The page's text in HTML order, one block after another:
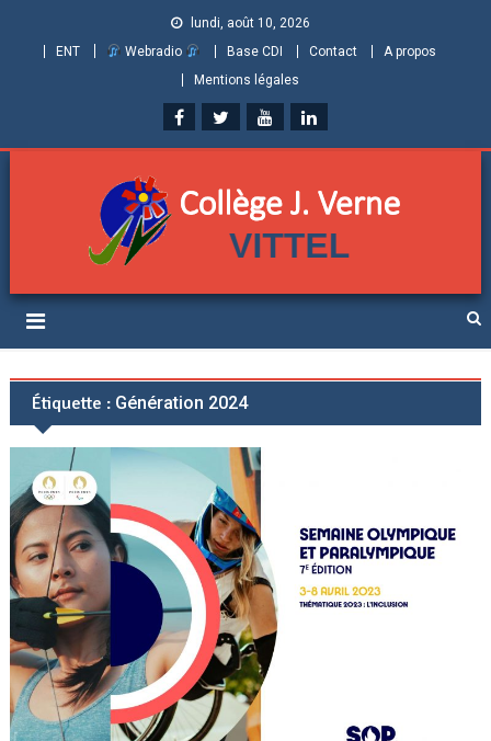
lundi, août 10, 2026
ENT
Webradio Base CDI Contact
A propos
Mentions légales
Collège Jules Verne de
Vittel (Vosges)
Étiquette : Génération 2024